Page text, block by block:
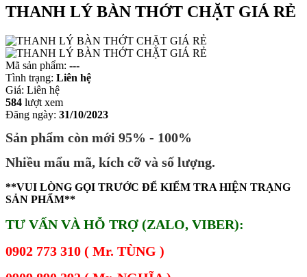
THANH LÝ BÀN THỚT CHẶT GIÁ RẺ
Mã sản phẩm: ---
Tình trạng: Liên hệ
Giá: Liên hệ
584 lượt xem
Đăng ngày: 31/10/2023
Sản phẩm còn mới 95% - 100%
Nhiều mẩu mã, kích cỡ và số lượng.
**VUI LÒNG GỌI TRƯỚC ĐỂ KIỂM TRA HIỆN TRẠNG
SẢN PHẨM**
TƯ VẤN VÀ HỖ TRỢ (ZALO, VIBER):
0902 773 310 ( Mr. TÙNG )